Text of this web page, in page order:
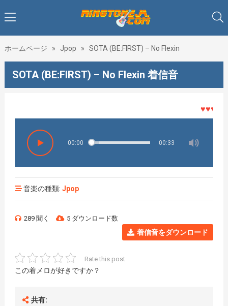
ホームページ » Jpop » SOTA (BE:FIRST) – No Flexin
SOTA (BE:FIRST) – No Flexin 着信音
♥♥♥着メ
00:00 00:33
音楽の種類: Jpop
289 聞く 5 ダウンロード数
着信音をダウンロード
Rate this post
この着メロが好きですか？
共有: